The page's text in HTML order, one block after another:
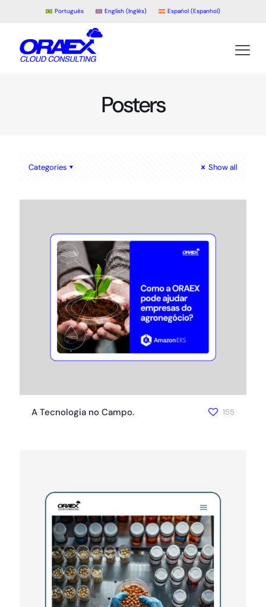
Português English (Inglês) Español (Espanhol)
Posters
Categories Show all
A Tecnologia no Campo. 155